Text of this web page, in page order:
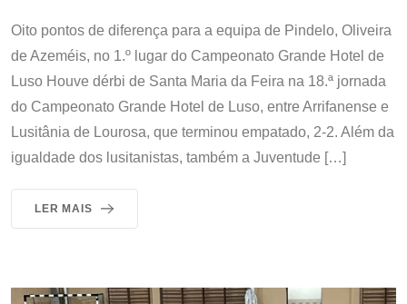
Oito pontos de diferença para a equipa de Pindelo, Oliveira
de Azeméis, no 1.º lugar do Campeonato Grande Hotel de
Luso Houve dérbi de Santa Maria da Feira na 18.ª jornada
do Campeonato Grande Hotel de Luso, entre Arrifanense e
Lusitânia de Lourosa, que terminou empatado, 2-2. Além da
igualdade dos lusitanistas, também a Juventude […]
LER MAIS